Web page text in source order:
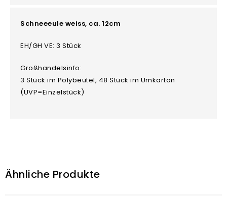
Schneeeule weiss, ca. 12cm
EH/GH VE: 3 Stück
Großhandelsinfo:
3 Stück im Polybeutel, 48 Stück im Umkarton
(UVP=Einzelstück)
Ähnliche Produkte